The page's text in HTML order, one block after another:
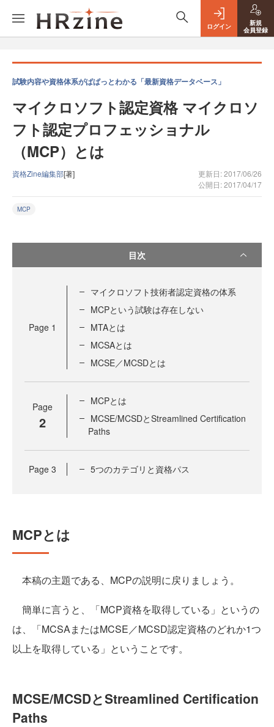
ログイン
新規
会員登録
試験内容や資格体系がぱぱっとわかる「最新資格データベース」
マイクロソフト認定資格 マイクロソ
フト認定プロフェッショナル
（MCP）とは
資格Zine編集部[著]
更新日: 2017/06/26
公開日: 2017/04/17
MCP
目次
Page 1
マイクロソフト技術者認定資格の体系
MCPという試験は存在しない
MTAとは
MCSAとは
MCSE／MCSDとは
Page
2
MCPとは
MCSE/MCSDとStreamlined Certification
Paths
Page 3 5つのカテゴリと資格パス
MCPとは
本稿の主題である、MCPの説明に戻りましょう。
簡単に言うと、「MCP資格を取得している」というの
は、「MCSAまたはMCSE／MCSD認定資格のどれか1つ
以上を取得している」ということです。
MCSE/MCSDとStreamlined Certification
Paths